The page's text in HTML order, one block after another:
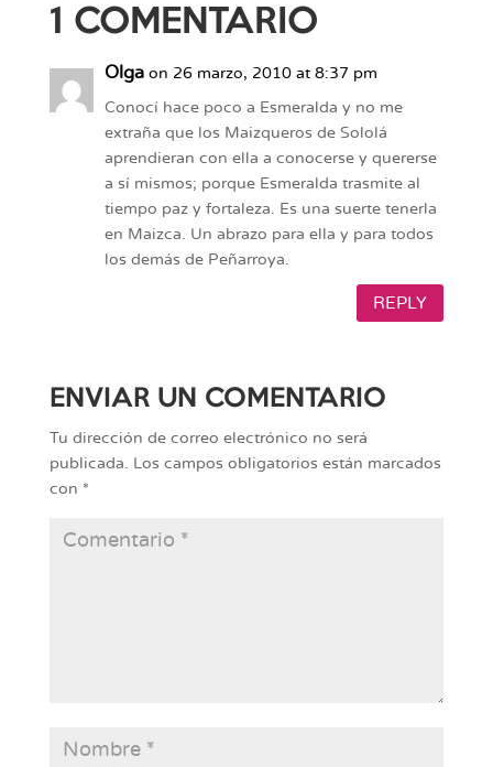
1 COMENTARIO
Olga on 26 marzo, 2010 at 8:37 pm
Conocí hace poco a Esmeralda y no me
extraña que los Maizqueros de Sololá
aprendieran con ella a conocerse y quererse
a sí mismos; porque Esmeralda trasmite al
tiempo paz y fortaleza. Es una suerte tenerla
en Maizca. Un abrazo para ella y para todos
los demás de Peñarroya.
REPLY
ENVIAR UN COMENTARIO
Tu dirección de correo electrónico no será
publicada. Los campos obligatorios están marcados
con *